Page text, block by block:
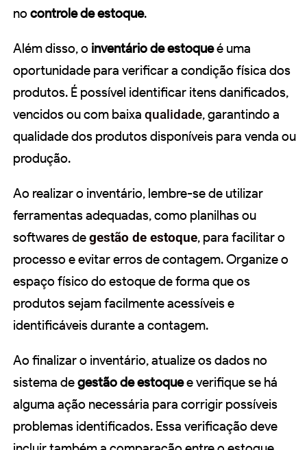
no controle de estoque.
Além disso, o inventário de estoqueé uma
oportunidade para verificar a condição física dos
produtos. É possível identificar itens danificados,
vencidos ou com baixa qualidade, garantindo a
qualidade dos produtos disponíveis para venda ou
produção.
Ao realizar o inventário, lembre-se de utilizar
ferramentas adequadas, como planilhas ou
softwares degestão de estoque, para facilitar o
processo e evitar erros de contagem. Organize o
espaço físico do estoque de forma que os
produtos sejam facilmente acessíveis e
identificáveis durante a contagem.
Ao finalizar o inventário, atualize os dados no
sistema degestão de estoquee verifique se há
alguma ação necessária para corrigir possíveis
problemas identificados. Essa verificação deve